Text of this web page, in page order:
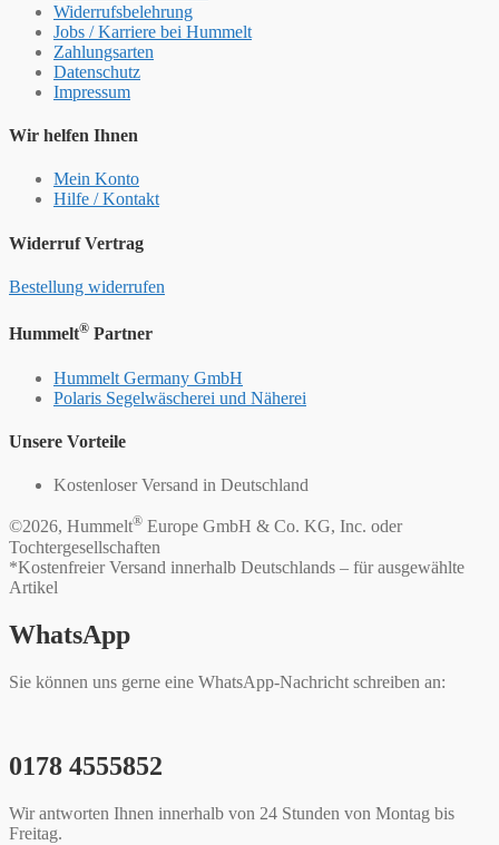
Widerrufsbelehrung
Jobs / Karriere bei Hummelt
Zahlungsarten
Datenschutz
Impressum
Wir helfen Ihnen
Mein Konto
Hilfe / Kontakt
Widerruf Vertrag
Bestellung widerrufen
Hummelt® Partner
Hummelt Germany GmbH
Polaris Segelwäscherei und Näherei
Unsere Vorteile
Kostenloser Versand in Deutschland
©2026, Hummelt® Europe GmbH & Co. KG, Inc. oder
Tochtergesellschaften
*Kostenfreier Versand innerhalb Deutschlands – für ausgewählte
Artikel
WhatsApp
Sie können uns gerne eine WhatsApp-Nachricht schreiben an:
0178 4555852
Wir antworten Ihnen innerhalb von 24 Stunden von Montag bis
Freitag.